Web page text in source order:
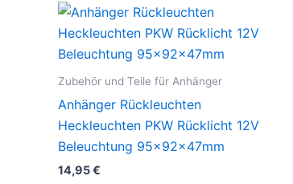
Zubehör und Teile für Anhänger
Anhänger Rückleuchten
Heckleuchten PKW Rücklicht 12V
Beleuchtung 95x92x47mm
14,95€